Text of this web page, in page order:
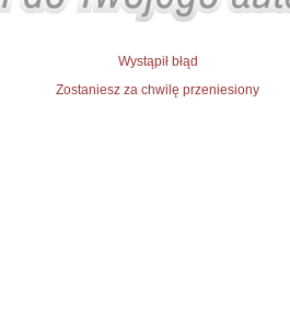
Wystąpił błąd
Zostaniesz za chwilę przeniesiony